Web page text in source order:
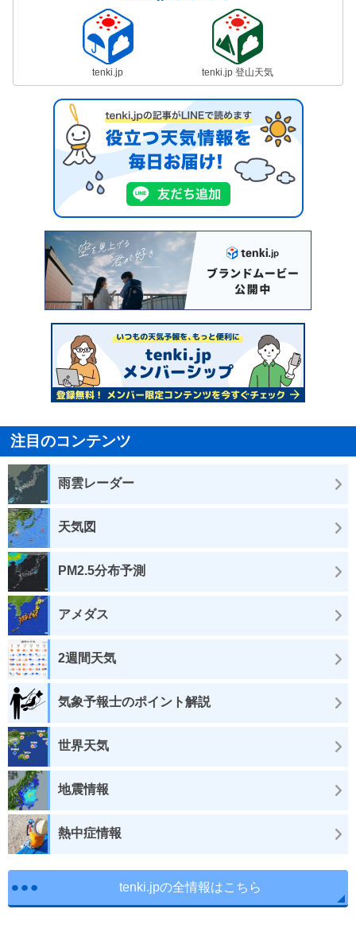
tenki.jp tenki.jp 登山天気
注目のコンテンツ
雨雲レーダー
天気図
PM2.5分布予測
アメダス
2週間天気
気象予報士のポイント解説
世界天気
地震情報
熱中症情報
tenki.jpの全情報はこちら